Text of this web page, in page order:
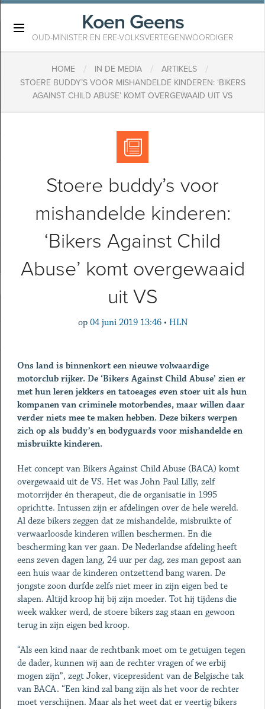
Koen Geens
OUD-MINISTER EN ERE-VOLKSVERTEGENWOORDIGER
HOME / IN DE MEDIA / ARTIKELS /
STOERE BUDDY’S VOOR MISHANDELDE KINDEREN: ‘BIKERS
AGAINST CHILD ABUSE’ KOMT OVERGEWAAID UIT VS
Stoere buddy’s voor
mishandelde kinderen:
‘Bikers Against Child
Abuse’ komt overgewaaid
uit VS
op 04 juni 2019 13:46 • HLN
Ons land is binnenkort een nieuwe volwaardige
motorclub rijker. De ‘Bikers Against Child Abuse’ zien er
met hun leren jekkers en tatoeages even stoer uit als hun
kompanen van criminele motorbendes, maar willen daar
verder niets mee te maken hebben. Deze bikers werpen
zich op als buddy’s en bodyguards voor mishandelde en
misbruikte kinderen.
Het concept van Bikers Against Child Abuse (BACA) komt
overgewaaid uit de VS. Het was John Paul Lilly, zelf
motorrijder én therapeut, die de organisatie in 1995
oprichtte. Intussen zijn er afdelingen over de hele wereld.
Al deze bikers zeggen dat ze mishandelde, misbruikte of
verwaarloosde kinderen willen beschermen. En die
bescherming kan ver gaan. De Nederlandse afdeling heeft
eens zeven dagen lang, 24 uur per dag, zes man gepost aan
een huis waar de kinderen ontzettend bang waren. De
jongste zoon durfde zelfs niet meer in zijn eigen bed te
slapen. Altijd kroop hij bij zijn moeder. Tot hij tijdens die
week wakker werd, de stoere bikers zag staan en gewoon
terug in zijn eigen bed kroop.
“Als een kind naar de rechtbank moet om te getuigen tegen
de dader, kunnen wij aan de rechter vragen of we erbij
mogen zijn”, zegt Joker, vicepresident van de Belgische tak
van BACA. “Een kind zal bang zijn als het voor de rechter
moet verschijnen. Maar als het weet dat er veertig bikers